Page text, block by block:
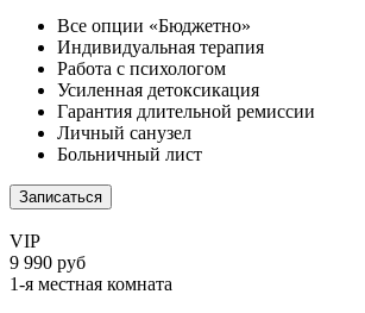
Все опции «Бюджетно»
Индивидуальная терапия
Работа с психологом
Усиленная детоксикация
Гарантия длительной ремиссии
Личный санузел
Больничный лист
Записаться
VIP
9 990 руб
1-я местная комната